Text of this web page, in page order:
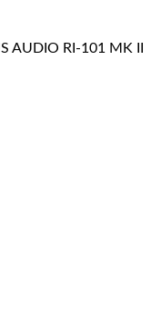
AUDIO RI-101 MK II